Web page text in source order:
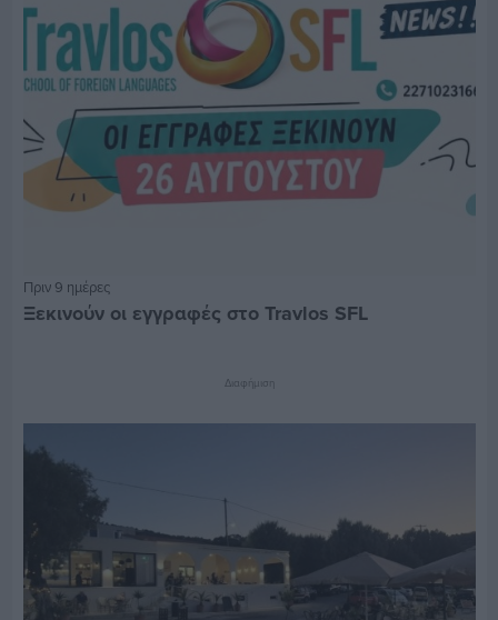
Πριν 9 ημέρες
Ξεκινούν οι εγγραφές στο Travlos SFL
Διαφήμιση